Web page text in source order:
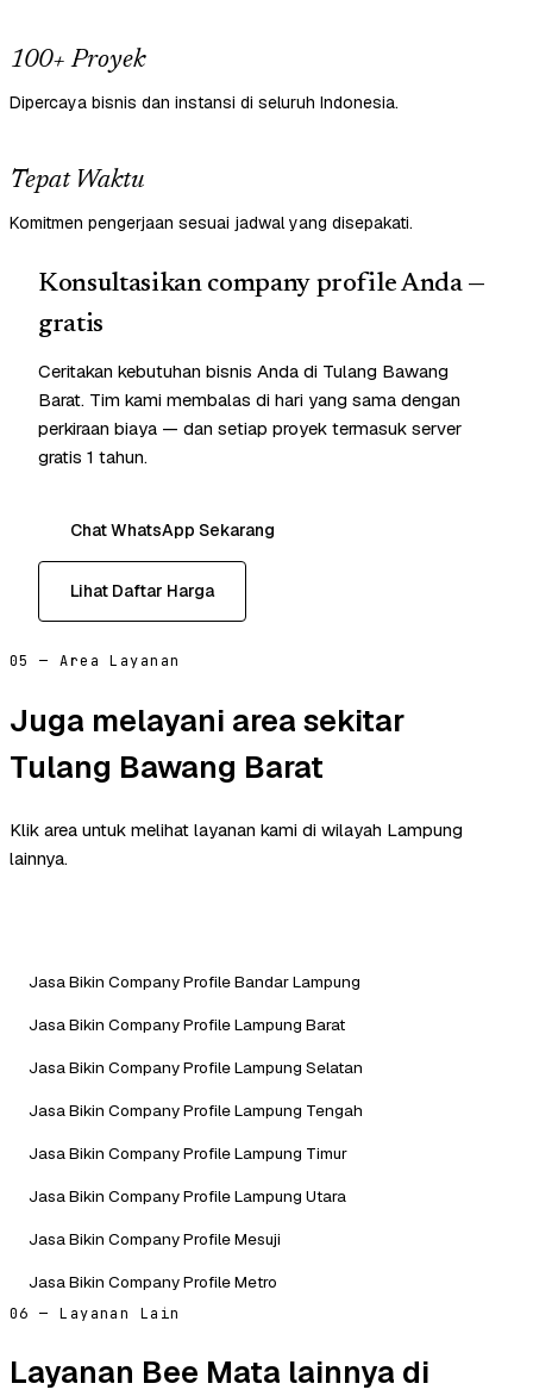
100+ Proyek
Dipercaya bisnis dan instansi di seluruh Indonesia.
Tepat Waktu
Komitmen pengerjaan sesuai jadwal yang disepakati.
Konsultasikan company profile Anda —
gratis
Ceritakan kebutuhan bisnis Anda di Tulang Bawang
Barat. Tim kami membalas di hari yang sama dengan
perkiraan biaya — dan setiap proyek termasuk server
gratis 1 tahun.
Chat WhatsApp Sekarang
Lihat Daftar Harga
05 — Area Layanan
Juga melayani area sekitar
Tulang Bawang Barat
Klik area untuk melihat layanan kami di wilayah Lampung
lainnya.
Jasa Bikin Company Profile Bandar Lampung
Jasa Bikin Company Profile Lampung Barat
Jasa Bikin Company Profile Lampung Selatan
Jasa Bikin Company Profile Lampung Tengah
Jasa Bikin Company Profile Lampung Timur
Jasa Bikin Company Profile Lampung Utara
Jasa Bikin Company Profile Mesuji
Jasa Bikin Company Profile Metro
06 — Layanan Lain
Layanan Bee Mata lainnya di